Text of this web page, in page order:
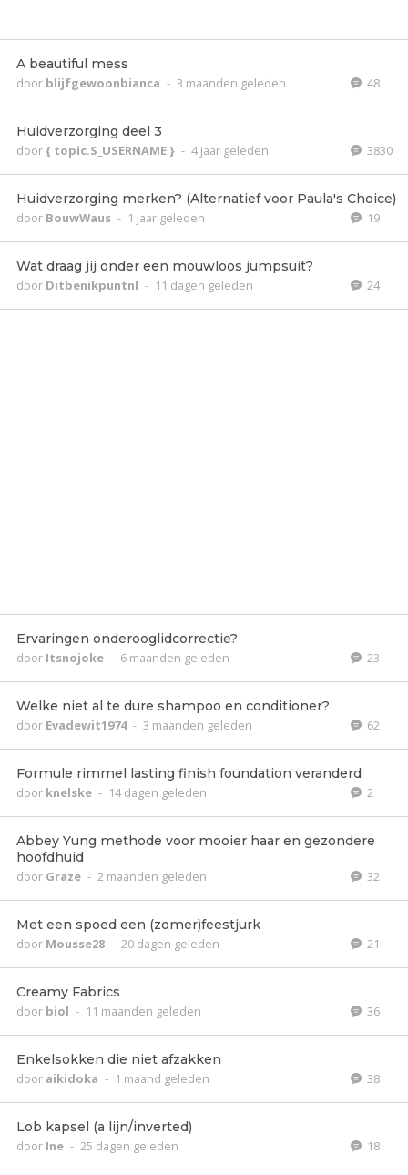
A beautiful mess
door blijfgewoonbianca - 3 maanden geleden 48
Huidverzorging deel 3
door{ topic.S_USERNAME } - 4 jaar geleden 3830
Huidverzorging merken? (Alternatief voor Paula's Choice)
door BouwWaus - 1 jaar geleden 19
Wat draag jij onder een mouwloos jumpsuit?
door Ditbenikpuntnl - 11 dagen geleden 24
Ervaringen onderooglidcorrectie?
door Itsnojoke - 6 maanden geleden 23
Welke niet al te dure shampoo en conditioner?
door Evadewit1974 - 3 maanden geleden 62
Formule rimmel lasting finish foundation veranderd
door knelske - 14 dagen geleden 2
Abbey Yung methode voor mooier haar en gezondere
hoofdhuid
door Graze - 2 maanden geleden 32
Met een spoed een (zomer)feestjurk
door Mousse28 - 20 dagen geleden 21
Creamy Fabrics
door biol - 11 maanden geleden 36
Enkelsokken die niet afzakken
door aikidoka - 1 maand geleden 38
Lob kapsel (a lijn/inverted)
door Ine - 25 dagen geleden 18